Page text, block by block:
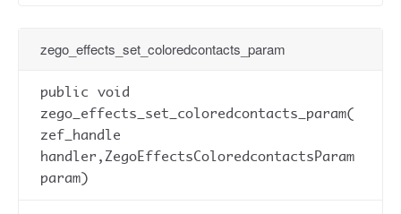
zego_effects_set_coloredcontacts_param
public void
zego_effects_set_coloredcontacts_param(
zef_handle
handler,ZegoEffectsColoredcontactsParam
param)